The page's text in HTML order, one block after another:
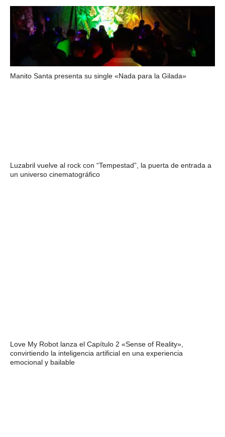
Manito Santa presenta su single «Nada para la Gilada»
Luzabril vuelve al rock con “Tempestad”, la puerta de entrada a
un universo cinematográfico
Love My Robot lanza el Capítulo 2 «Sense of Reality»,
convirtiendo la inteligencia artificial en una experiencia
emocional y bailable